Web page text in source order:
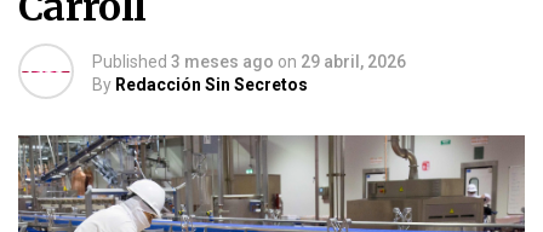
Published 3 meses ago on 29 abril, 2026
By Redacción Sin Secretos